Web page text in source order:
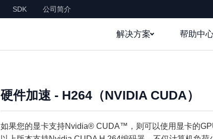
SDK 公司简介
解决方案 帮助中
硬件加速 - H264（NVIDIA CUDA）
如果您的显卡支持Nvidia® CUDA™，则可以使用显卡的